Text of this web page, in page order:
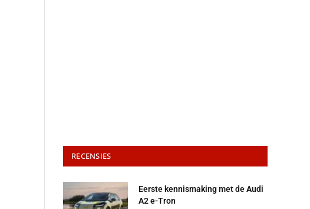
RECENSIES
Eerste kennismaking met de Audi
A2 e-Tron